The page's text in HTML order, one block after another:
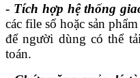
- Tích hợp hệ thống
các file số hoặc sản
để người dùng có thể
toán.